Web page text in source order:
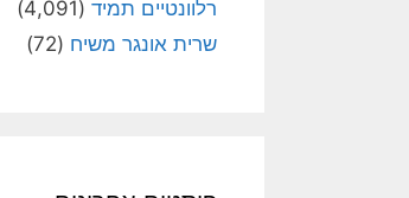
רלוונטיים תמיד (4,091)
שרית אונגר משיח (72)